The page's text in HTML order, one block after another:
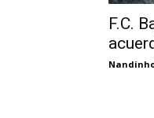
F.C.